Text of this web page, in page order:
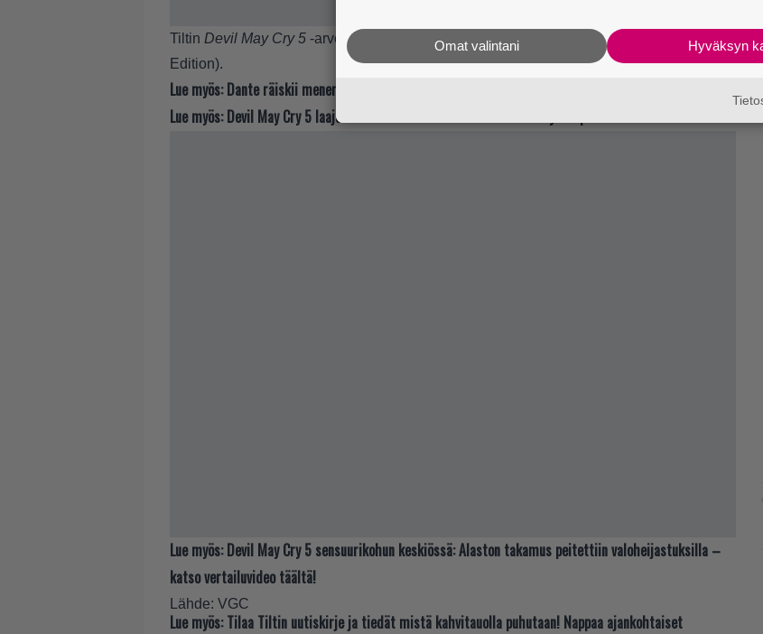
Tiltin Devil May Cry 5 -arvostelut voi lukeatäältä (peruspainos) ja täältä
Edition).
Lue myös: Dante räiskii menemään Devil May Cry 5:n pelikuvassa – myös uusi pelattava hahmo julki
Lue myös: Devil May Cry 5 laajenee – ei sentään kuitenkaan battle royale -pelitilalla
Lue myös: Devil May Cry 5 sensuurikohun keskiössä: Alaston takamus peitettiin valoheijastuksilla –
katso vertailuvideo täältä!
Lähde: VGC
Lue myös: Tilaa Tiltin uutiskirje ja tiedät mistä kahvitauolla puhutaan! Nappaa ajankohtaiset
Hyväksyn
Omat valintani